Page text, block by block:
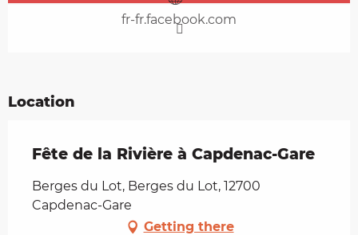
fr-fr.facebook.com
Location
Fête de la Rivière à Capdenac-Gare
Berges du Lot, Berges du Lot, 12700
Capdenac-Gare
Getting there